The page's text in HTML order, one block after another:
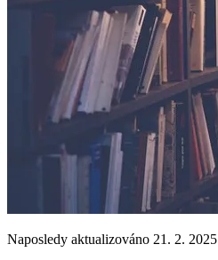
Naposledy aktualizováno 21. 2. 2025